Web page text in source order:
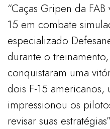
“Caças Gripen da FAB
15 em combate
especializado
durante o
conquistaram uma
dois F-15
impressionou os
revisar suas